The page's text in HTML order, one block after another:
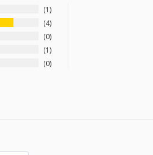
1
4
0
1
0